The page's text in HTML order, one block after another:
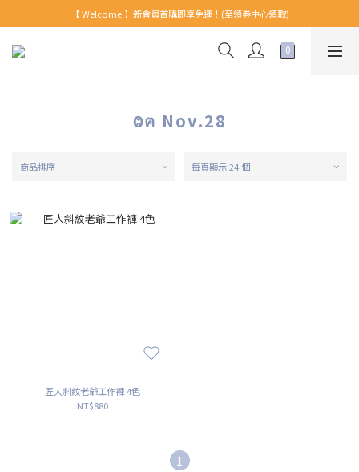
【 Welcome 】新會員首購即享免運！(至領券中心領取)
【 Welcome 】新會員首購即享免運！(至領券中心領取)
全館消費滿999免運！
Ⱉฅ Nov.28
商品排序 每頁顯示 24 個
匠人斜紋老爺工作褲 4色
NT$880
1